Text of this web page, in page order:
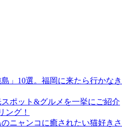
」10選。福岡に来たら行かなき
ポット&グルメを一挙にご紹介
ング！
ニャンコに癒されたい猫好きさ